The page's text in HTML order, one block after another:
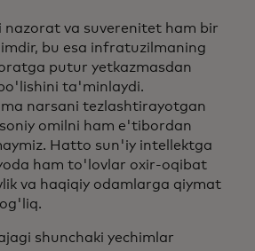
nazorat va suverenitet ham bir
bu esa infratuzilmaning
putur yetkazmasdan
ta'minlaydi.
narsani tezlashtirayotgan
omilni ham e'tibordan
Hatto sun'iy intellektga
ham to'lovlar oxir-oqibat
va haqiqiy odamlarga qiymat
shunchaki yechimlar